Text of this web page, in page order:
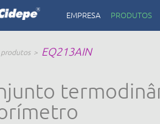
EMPRESA PRODUTOS
produtos EQ213AIN